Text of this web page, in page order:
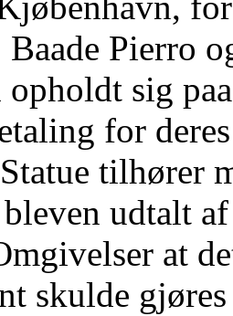
Pierro
sig
for
tilhører
bleven udtalt
at
skulde